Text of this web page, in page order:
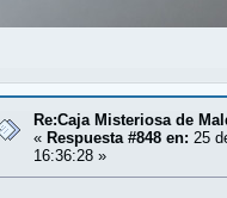
Re:Caja Misteriosa de
« Respuesta #848 en: 25
16:36:28 »